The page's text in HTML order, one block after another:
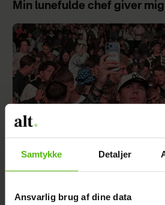
Samtykke Detaljer
Ansvarlig brug af dine data
Min lunefulde chef giver
Se alle billederne: Kronprins